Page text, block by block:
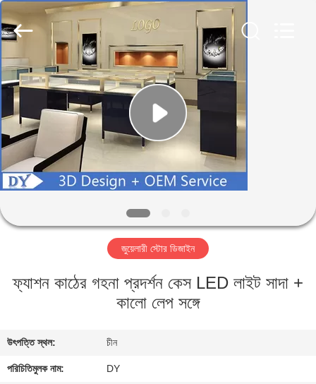
বাড়ি
পণ্য
ভিডিও
আমাদের
সম্বন্ধে
কারখানা
গুণমান
নিয়ন্ত্রণ
Yang
Display
Furniture
Co.,
Ltd..
Rights
Reserved.
জুয়েলারী স্টোর ডিজাইন
ফ্যাশন কাঠের গহনা প্রদর্শন কেস LED লাইট সাদা +
কালো লেপ সঙ্গে
উৎপত্তি স্থল: চীন
পরিচিতিমুলক নাম: DY